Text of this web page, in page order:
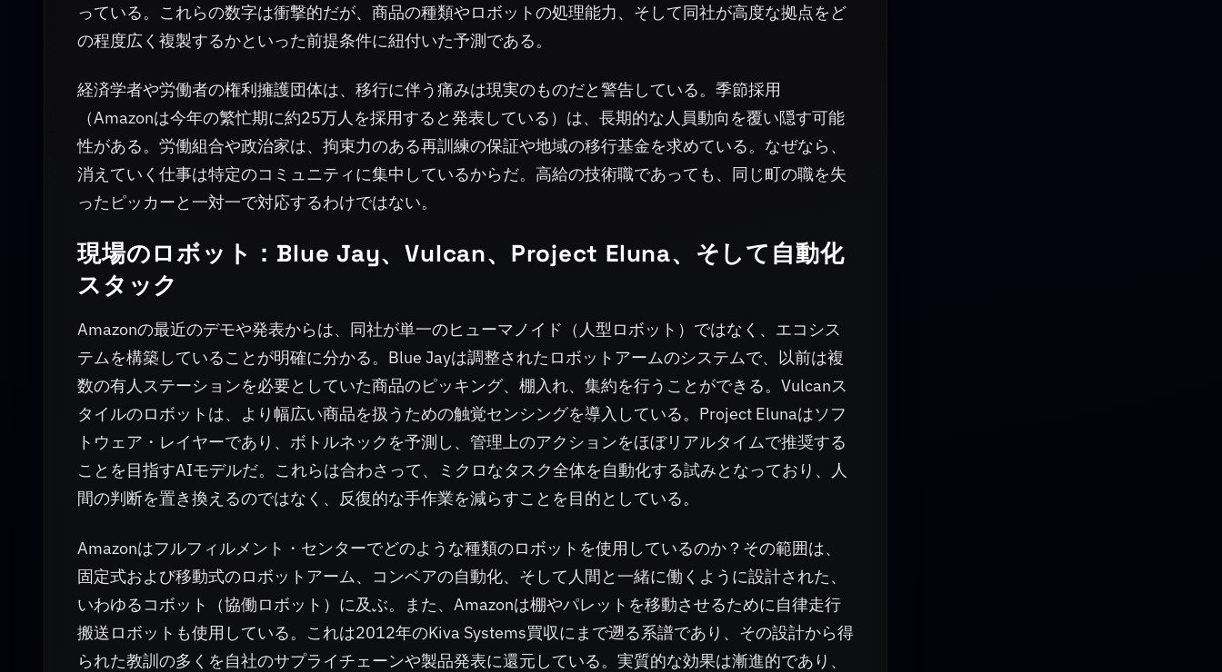
っている。これらの数字は衝撃的だが、商品の種類やロボットの処理能力、そして同社が高度な拠点をど
の程度広く複製するかといった前提条件に紐付いた予測である。
経済学者や労働者の権利擁護団体は、移行に伴う痛みは現実のものだと警告している。季節採用
（Amazonは今年の繁忙期に約25万人を採用すると発表している）は、長期的な人員動向を覆い隠す可能
性がある。労働組合や政治家は、拘束力のある再訓練の保証や地域の移行基金を求めている。なぜなら、
消えていく仕事は特定のコミュニティに集中しているからだ。高給の技術職であっても、同じ町の職を失
ったピッカーと一対一で対応するわけではない。
現場のロボット：Blue Jay、Vulcan、Project Eluna、そして自動化
スタック
Amazonの最近のデモや発表からは、同社が単一のヒューマノイド（人型ロボット）ではなく、エコシス
テムを構築していることが明確に分かる。Blue Jayは調整されたロボットアームのシステムで、以前は複
数の有人ステーションを必要としていた商品のピッキング、棚入れ、集約を行うことができる。Vulcanス
タイルのロボットは、より幅広い商品を扱うための触覚センシングを導入している。Project Elunaはソフ
トウェア・レイヤーであり、ボトルネックを予測し、管理上のアクションをほぼリアルタイムで推奨する
ことを目指すAIモデルだ。これらは合わさって、ミクロなタスク全体を自動化する試みとなっており、人
間の判断を置き換えるのではなく、反復的な手作業を減らすことを目的としている。
Amazonはフルフィルメント・センターでどのような種類のロボットを使用しているのか？その範囲は、
固定式および移動式のロボットアーム、コンベアの自動化、そして人間と一緒に働くように設計された、
いわゆるコボット（協働ロボット）に及ぶ。また、Amazonは棚やパレットを移動させるために自律走行
搬送ロボットも使用している。これは2012年のKiva Systems買収にまで遡る系譜であり、その設計から得
られた教訓の多くを自社のサプライチェーンや製品発表に還元している。実質的な効果は漸進的であり、